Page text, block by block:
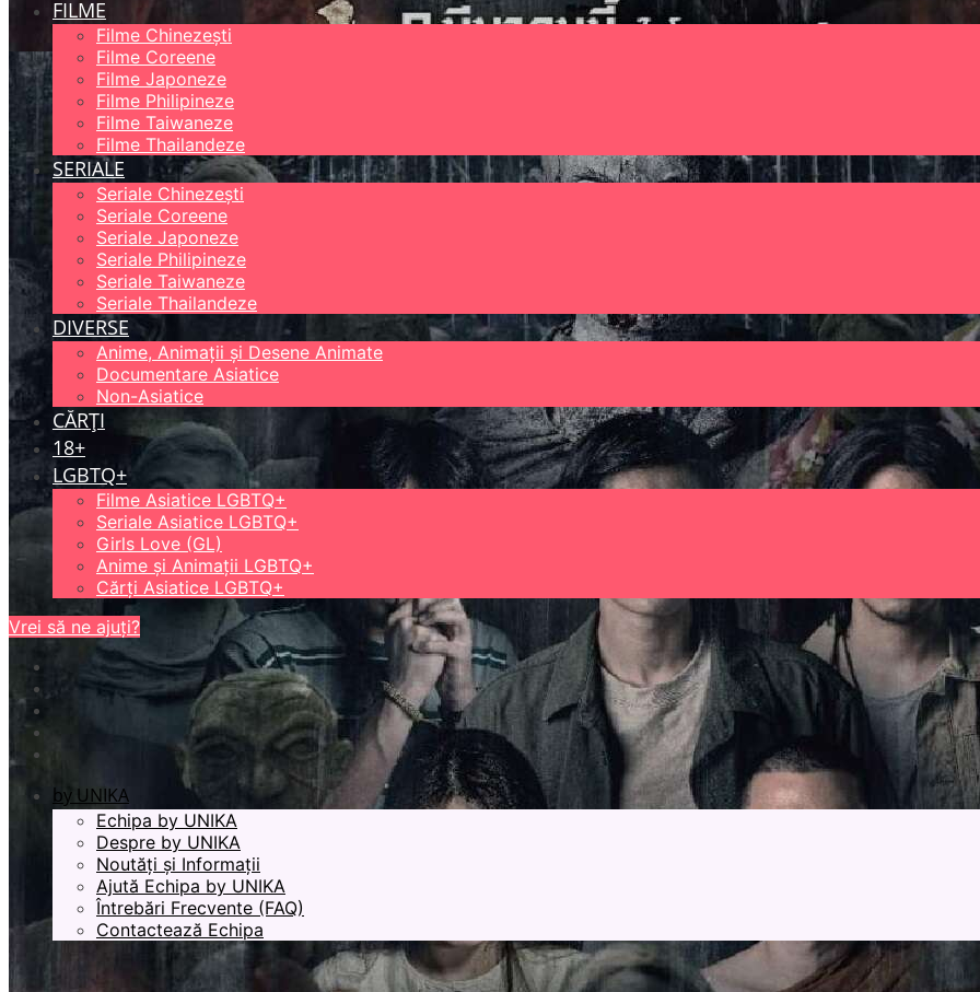
FILME
Filme Chinezești
Filme Coreene
Filme Japoneze
Filme Philipineze
Filme Taiwaneze
Filme Thailandeze
SERIALE
Seriale Chinezești
Seriale Coreene
Seriale Japoneze
Seriale Philipineze
Seriale Taiwaneze
Seriale Thailandeze
DIVERSE
Anime, Animații și Desene Animate
Documentare Asiatice
Non-Asiatice
CĂRȚI
18+
LGBTQ+
Filme Asiatice LGBTQ+
Seriale Asiatice LGBTQ+
Girls Love (GL)
Anime și Animații LGBTQ+
Cărți Asiatice LGBTQ+
Vrei să ne ajuți?
by UNIKA
Echipa by UNIKA
Despre by UNIKA
Noutăți și Informații
Ajută Echipa by UNIKA
Întrebări Frecvente (FAQ)
Contactează Echipa